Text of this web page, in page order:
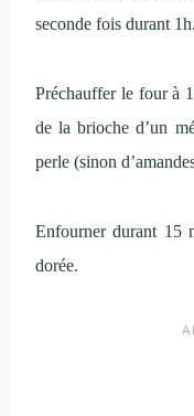
seconde fois durant 1h.
Préchauffer le four à
de la brioche d’un
perle (sinon
Enfourner durant 15
dorée.